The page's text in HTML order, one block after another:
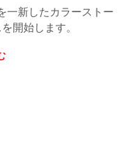
一新したカラーストー
開始します。